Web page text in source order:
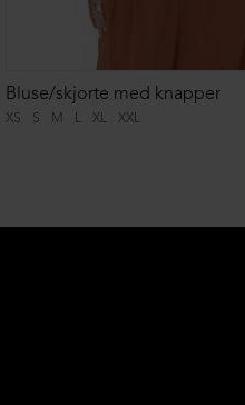
XS S M L XL XXL
Bluse/skjorte med knapper